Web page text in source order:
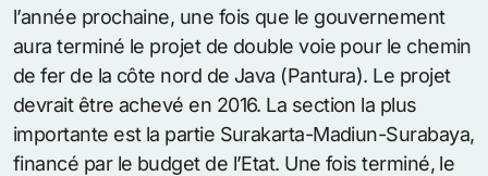
l’année prochaine, une fois que le gouvernement
aura terminé le projet de double voie pour le chemin
de fer de la côte nord de Java (Pantura). Le projet
devrait être achevé en 2016. La section la plus
importante est la partie Surakarta-Madiun-Surabaya,
financé par le budget de l’Etat. Une fois terminé, le